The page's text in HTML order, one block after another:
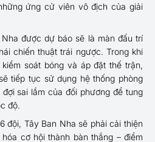
ứng cử viên vô địch của giải
được dự báo sẽ là màn đấu trí
chiến thuật trái ngược. Trong khi
soát bóng và áp đặt thế trận,
tiếp tục sử dụng hệ thống phòng
sai lầm của đối phương để tung
độ.
đội, Tây Ban Nha sẽ phải cải thiện
cơ hội thành bàn thắng – điểm